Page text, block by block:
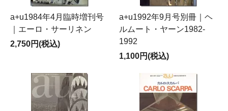
a+u1984年4月臨時増刊号
｜エーロ・サーリネン
2,750円(税込)
a+u1992年9月号別冊｜ヘ
ルムート・ヤーン1982-
1992
1,100円(税込)